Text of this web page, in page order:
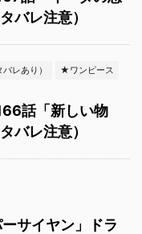
バレ注意）
レあり） ★ワンピース
話「新しい物
バレ注意）
サイヤン」ドラ